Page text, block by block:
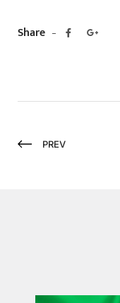
Share
PREV